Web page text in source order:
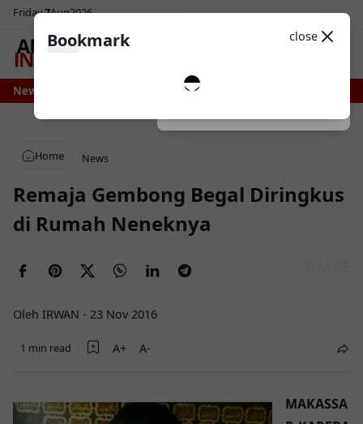
Friday7Aug2026
Light
NewsNikmati Pasokan Air Lebih Stabil, Irigasi Bengo Direhabilitasi Pemprov
Home News
Remaja Gembong Begal Diringkus
di Rumah Neneknya
Oleh IRWAN - 23 Nov 2016
1 min read
MAKASSA
Bookmark close